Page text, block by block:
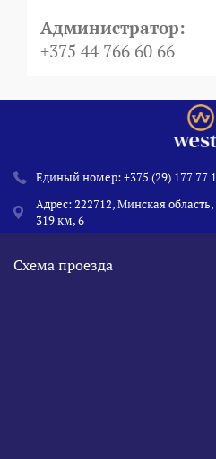
Администратор:
+375 44 766 60 66
Единый номер:+375 (29) 177 77
Адрес: 222712, Минская
319 км, 6
Схема проезда